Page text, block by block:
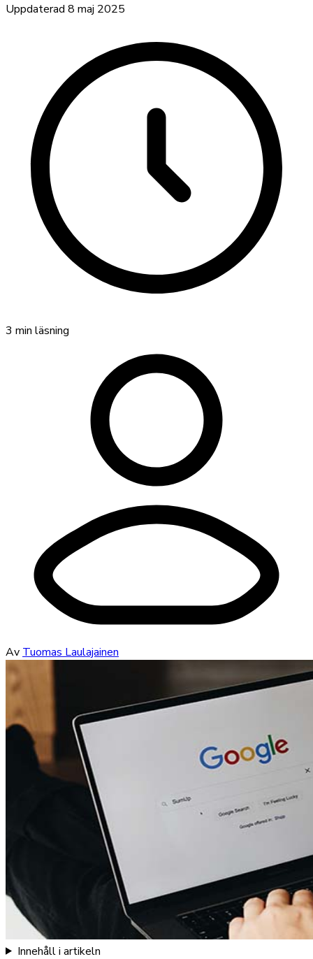
Uppdaterad 8 maj 2025
3 min läsning
Av Tuomas Laulajainen
Innehåll i artikeln